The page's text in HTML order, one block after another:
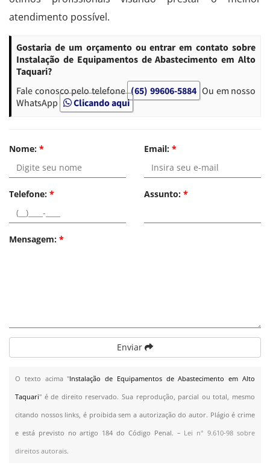
atendimento possível.
Gostaria de um orçamento ou entrar em contato sobre
Instalação de Equipamentos de Abastecimento em Alto
Taquari?
Fale conosco pelo telefone (65) 99606-5884 Ou em nosso
WhatsApp
Clicando aqui
Nome: * Email: *
Telefone: * Assunto: *
Mensagem: *
Enviar
O texto acima "Instalação de Equipamentos de Abastecimento em Alto
Taquari" é de direito reservado. Sua reprodução, parcial ou total, mesmo
citando nossos links, é proibida sem a autorização do autor. Plágio é crime
e está previsto no artigo 184 do Código Penal. – Lei n° 9.610-98 sobre
direitos autorais.